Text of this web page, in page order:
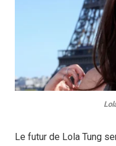
Le futur de Lola Tung